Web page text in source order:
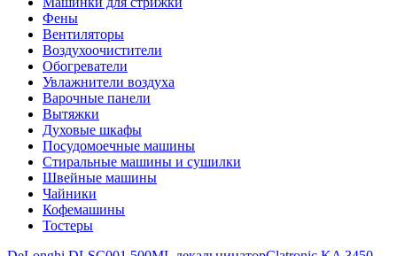
Фены
Вентиляторы
Воздухоочистители
Обогреватели
Увлажнители воздуха
Варочные панели
Вытяжки
Духовые шкафы
Посудомоечные машины
Стиральные машины и сушилки
Швейные машины
Чайники
Кофемашины
Тостеры